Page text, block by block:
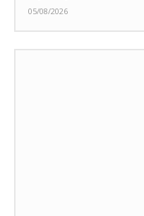
05/08/2026